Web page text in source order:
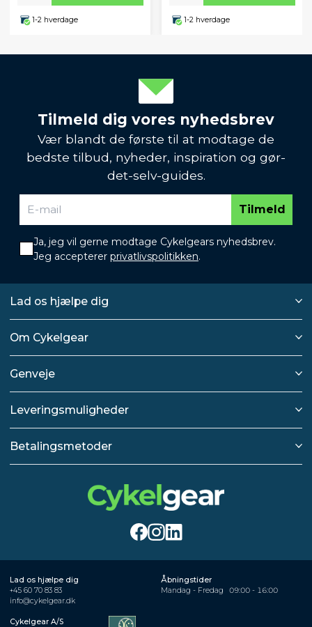
1-2 hverdage 1-2 hverdage
Tilmeld dig vores nyhedsbrev
Vær blandt de første til at modtage de
bedste tilbud, nyheder, inspiration og gør-
det-selv-guides.
Tilmeld
Ja, jeg vil gerne modtage Cykelgears nyhedsbrev.
Jeg accepterer privatlivspolitikken.
Lad os hjælpe dig
Om Cykelgear
Genveje
Leveringsmuligheder
Betalingsmetoder
Lad os hjælpe dig
+45 60 70 83 83
info@cykelgear.dk
Åbningstider
Mandag - Fredag
09:00 - 16:00
Cykelgear A/S